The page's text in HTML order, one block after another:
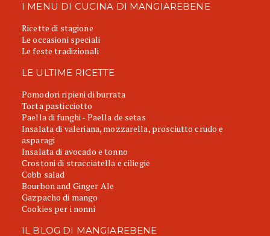
I MENU DI CUCINA DI MANGIAREBENE
Ricette di stagione
Le occasioni speciali
Le feste tradizionali
LE ULTIME RICETTE
Pomodori ripieni di burrata
Torta pasticciotto
Paella di funghi - Paella de setas
Insalata di valeriana, mozzarella, prosciutto crudo e
asparagi
Insalata di avocado e tonno
Crostoni di stracciatella e ciliegie
Cobb salad
Bourbon and Ginger Ale
Gazpacho di mango
Cookies per i nonni
IL BLOG DI MANGIAREBENE